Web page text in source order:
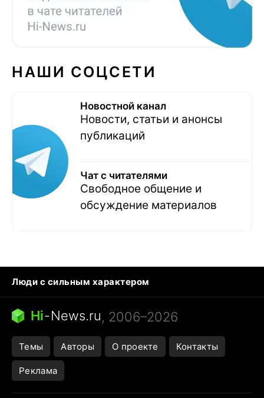
НАШИ СОЦСЕТИ
Новостной канал
Новости, статьи и анонсы
публикаций
Чат с читателями
Свободное общение и
обсуждение материалов
Люди с сильным характером
Кошка писает на кровать
Тунцы в океанариуме
Ядовитые пауки России
Города в ядерной войне
Открытие в Google Maps
Hi-News.ru, 2006–2026
Темы Авторы О проекте Контакты
Реклама